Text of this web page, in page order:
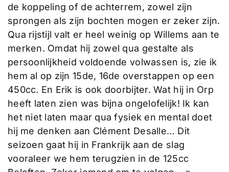
de koppeling of de achterrem, zowel zijn
sprongen als zijn bochten mogen er zeker zijn.
Qua rijstijl valt er heel weinig op Willems aan te
merken. Omdat hij zowel qua gestalte als
persoonlijkheid voldoende volwassen is, zie ik
hem al op zijn 15de, 16de overstappen op een
450cc. En Erik is ook doorbijter. Wat hij in Orp
heeft laten zien was bijna ongelofelijk! Ik kan
het niet laten maar qua fysiek en mental doet
hij me denken aan Clément Desalle… Dit
seizoen gaat hij in Frankrijk aan de slag
vooraleer we hem terugzien in de 125cc